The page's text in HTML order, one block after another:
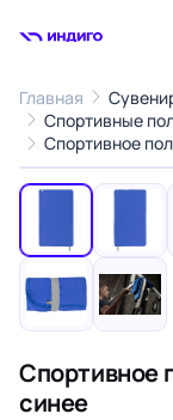
Главная
Спортивные
Спортивное
‹
Спортивное
синее